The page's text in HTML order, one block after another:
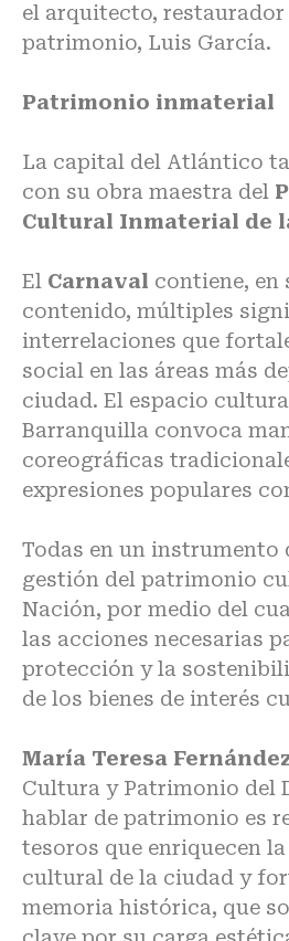
el arquitecto, restaurador
patrimonio, Luis García.
Patrimonio inmaterial
La capital del Atlántico
con su obra maestra del
Cultural Inmaterial de
El Carnaval contiene, en
contenido, múltiples
interrelaciones que
social en las áreas más
ciudad. El espacio
Barranquilla convoca
coreográficas
expresiones populares
Todas en un instrumento
gestión del patrimonio
Nación, por medio del
las acciones necesarias
protección y la
de los bienes de interés
María Teresa
Cultura y Patrimonio del
hablar de patrimonio es
tesoros que enriquecen
cultural de la ciudad y
memoria histórica, que